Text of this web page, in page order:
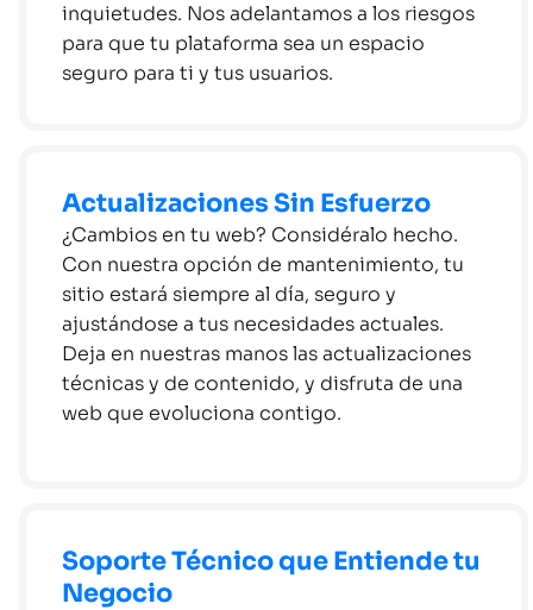
inquietudes. Nos adelantamos a los riesgos
para que tu plataforma sea un espacio
seguro para ti y tus usuarios.
Actualizaciones Sin Esfuerzo
¿Cambios en tu web? Considéralo hecho.
Con nuestra opción de mantenimiento, tu
sitio estará siempre al día, seguro y
ajustándose a tus necesidades actuales.
Deja en nuestras manos las actualizaciones
técnicas y de contenido, y disfruta de una
web que evoluciona contigo.
Soporte Técnico que Entiende tu
Negocio